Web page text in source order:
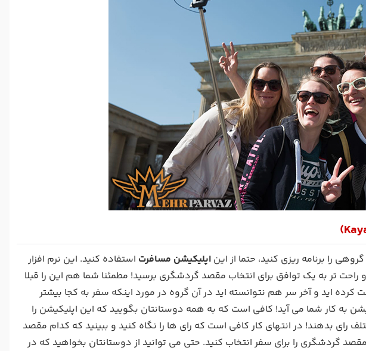
را برنامه ریزی کنید، حتما از این اپلیکیشن مسافرت استفاده کنید. این نرم افزار
راحت تر به یک توافق برای انتخاب مقصد گردشگری برسید! مطمئنا شما هم این را قبلا
اید و آخر سر هم نتوانسته اید در آن گروه در مورد اینکه سفر به کجا بیشتر
به کار شما می آید! کافی است که به همه دوستانتان بگویید که این اپلیکیشن را
بدهند! در انتهای کار کافی است که رای ها را نگاه کنید و ببینید که کدام مقصد
گردشگری را برای سفر انتخاب کنید. حتی می توانید از دوستانتان بخواهید که در